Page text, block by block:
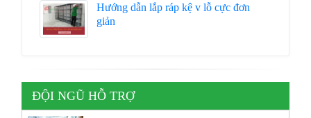
Hướng dẫn lắp ráp kệ v lỗ cực đơn
giản
ĐỘI NGŨ HỖ TRỢ